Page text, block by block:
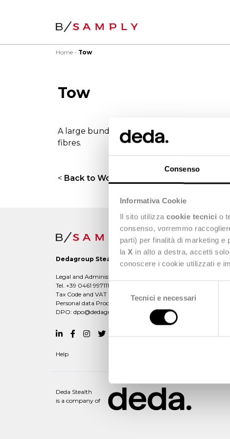
Consenso
Informativa Cookie
Il sito utilizza cookie tecnici o
consenso, vorremmo
parti) per finalità di marketing e
la X in alto a destra, accetti
conoscere i cookie utilizzati e
Selezione
consenso
Tecnici e necessari
Home Tow
Tow
A large bundle of manufactured filament
fibres.
< Back to Wordbook
Dedagroup Stealth s.p.a.
Legal and Administrative office: Viale Fulvio Testi, 280/6 -
Tel. +39 0461 997111 -
Tax Code and VAT Number: 02042940508
Personal data Processing:
dataprivacy@dedagroup.it
DPO: dpo@dedagroup.it
Help
Deda Stealth
is a company of